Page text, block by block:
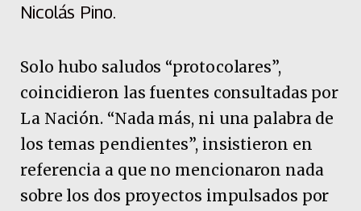
Nicolás Pino.
Solo hubo saludos “protocolares”,
coincidieron las fuentes consultadas por
La Nación. “Nada más, ni una palabra de
los temas pendientes”, insistieron en
referencia a que no mencionaron nada
sobre los dos proyectos impulsados por